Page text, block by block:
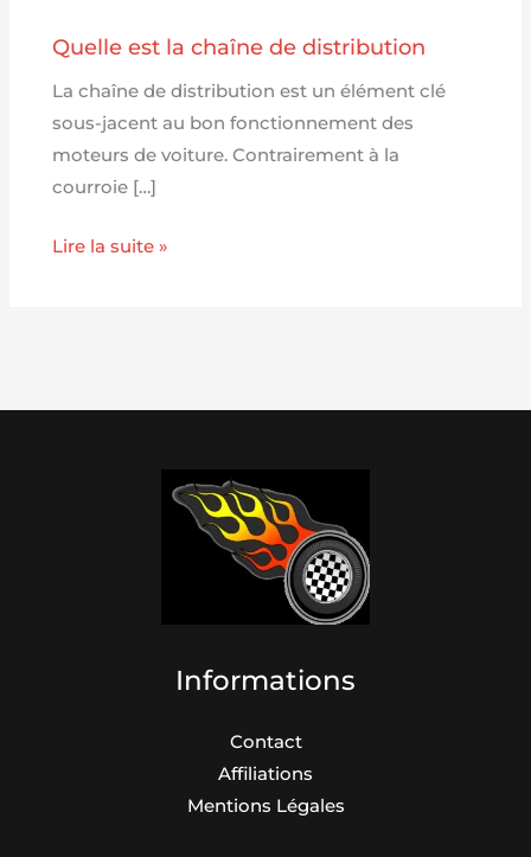
Quelle est la chaîne de distribution
La chaîne de distribution est un élément clé
sous-jacent au bon fonctionnement des
moteurs de voiture. Contrairement à la
courroie […]
Lire la suite »
Informations
Contact
Affiliations
Mentions Légales